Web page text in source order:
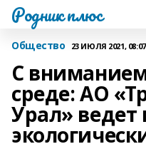
Родник плюс
Общество 23 ИЮЛЯ 2021, 08:07
С
среде: АО
Урал» ведет